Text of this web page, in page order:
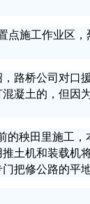
工作业区，
桥公司对口援
凝土的，但因
田里施工，
土机和装载机
把修公路的平